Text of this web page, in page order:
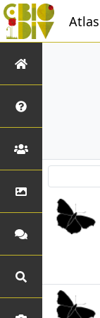
Atlas